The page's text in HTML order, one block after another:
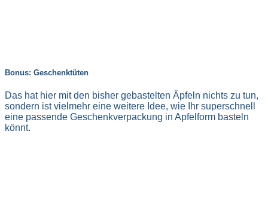
Bonus: Geschenktüten
Das hat hier mit den bisher gebastelten Äpfeln nichts zu tun,
sondern ist vielmehr eine weitere Idee, wie Ihr superschnell
eine passende Geschenkverpackung in Apfelform basteln
könnt.